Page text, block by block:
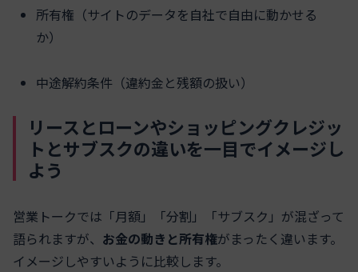
所有権（サイトのデータを自社で自由に動かせる
か）
中途解約条件（違約金と残額の扱い）
リースとローンやショッピングクレジッ
トとサブスクの違いを一目でイメージし
よう
営業トークでは「月額」「分割」「サブスク」が混ざって
語られますが、 お金の動きと所有権がまったく違います。
イメージしやすいように比較します。